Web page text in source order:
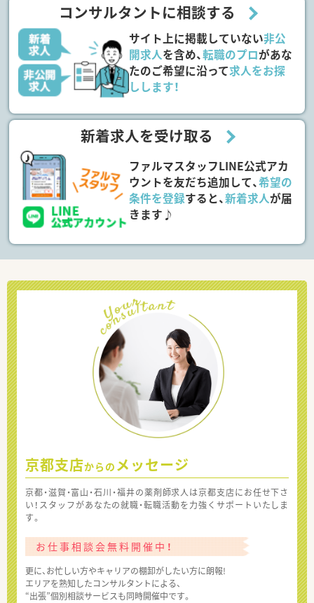
コンサルタントに相談する
サイト上に掲載していない非公
開求人を含め、転職のプロがあな
たのご希望に沿って求人をお探
しします！
新着求人を受け取る
ファルマスタッフLINE公式アカ
ウントを友だち追加して、希望の
条件を登録すると、新着求人が届
きます♪
京都支店からの メッセージ
京都・滋賀・富山・石川・福井の薬剤師求人は京都支店にお任せ下さ
い！スタッフがあなたの就職・転職活動を力強くサポートいたしま
す。
お仕事相談会無料開催中！
更に、お忙しい方やキャリアの棚卸がしたい方に朗報!
エリアを熟知したコンサルタントによる、
“出張”個別相談サービスも同時開催中です。